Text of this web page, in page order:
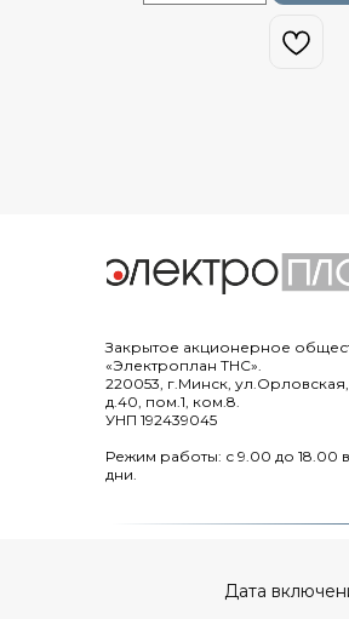
Закрытое акционерное
«Электроплан ТНС».
220053, г.Минск, ул.Орловская,
д.40, пом.1, ком.8.
УНП 192439045
Режим работы: с 9.00 до 18.00
дни.
Дата